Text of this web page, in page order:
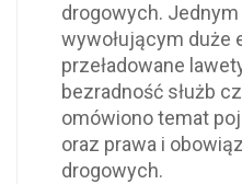
drogowych.
wywołującym duże
przeładowane
bezradność służb
omówiono temat
oraz prawa i
drogowych.